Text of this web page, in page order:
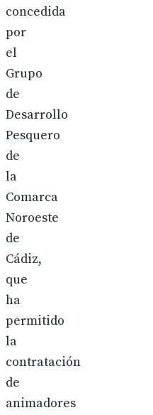
concedida
por
el
Grupo
de
Desarrollo
Pesquero
de
la
Comarca
Noroeste
de
Cádiz,
que
ha
permitido
la
contratación
de
animadores